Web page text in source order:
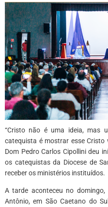
“Cristo não é uma ideia, mas
catequista é mostrar esse Cristo
Dom Pedro Carlos Cipollini deu
os catequistas da Diocese de
receber os ministérios instituídos.
A tarde aconteceu no
Antônio, em São Caetano do